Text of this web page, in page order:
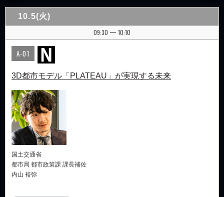
10.5(火)
09:30
| 10:10
A-01
3D都市モデル「PLATEAU」が実現する未来
国土交通省
都市局 都市政策課 課長補佐
内山 裕弥